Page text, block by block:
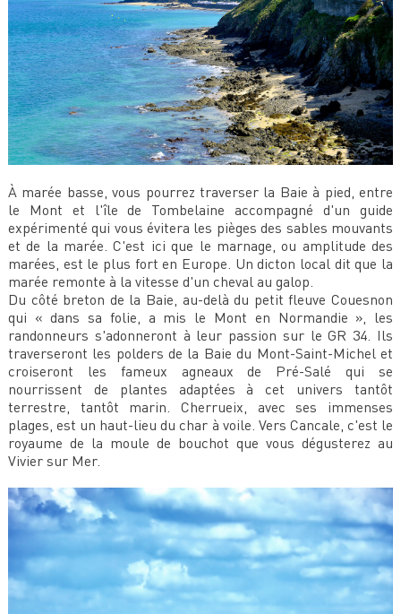
À marée basse, vous pourrez traverser la Baie à pied, entre
le Mont et l'île de Tombelaine accompagné d'un guide
expérimenté qui vous évitera les pièges des sables mouvants
et de la marée. C'est ici que le marnage, ou amplitude des
marées, est le plus fort en Europe. Un dicton local dit que la
marée remonte à la vitesse d'un cheval au galop.
Du côté breton de la Baie, au-delà du petit fleuve Couesnon
qui « dans sa folie, a mis le Mont en Normandie », les
randonneurs s'adonneront à leur passion sur le GR 34. Ils
traverseront les polders de la Baie du Mont-Saint-Michel et
croiseront les fameux agneaux de Pré-Salé qui se
nourrissent de plantes adaptées à cet univers tantôt
terrestre, tantôt marin. Cherrueix, avec ses immenses
plages, est un haut-lieu du char à voile. Vers Cancale, c'est le
royaume de la moule de bouchot que vous dégusterez au
Vivier sur Mer.